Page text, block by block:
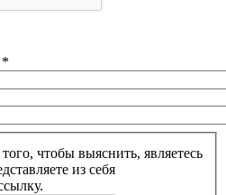
*
чтобы выяснить, являетесь
из себя